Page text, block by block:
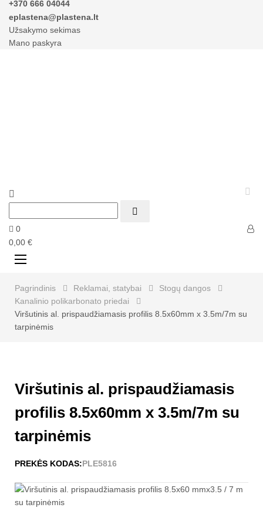
+370 666 04044
eplastena@plastena.lt
Užsakymo sekimas
Mano paskyra



0
0,00 €
Perjungti
☰
Pagrindinis Reklamai, statybai
Stogų dangos
Kanalinio polikarbonato priedai
Viršutinis al. prispaudžiamasis profilis 8.5x60mm x 3.5m/7m su
tarpinėmis
Viršutinis al. prispaudžiamasis
profilis 8.5x60mm x 3.5m/7m su
tarpinėmis
PREKĖS KODAS:PLE5816